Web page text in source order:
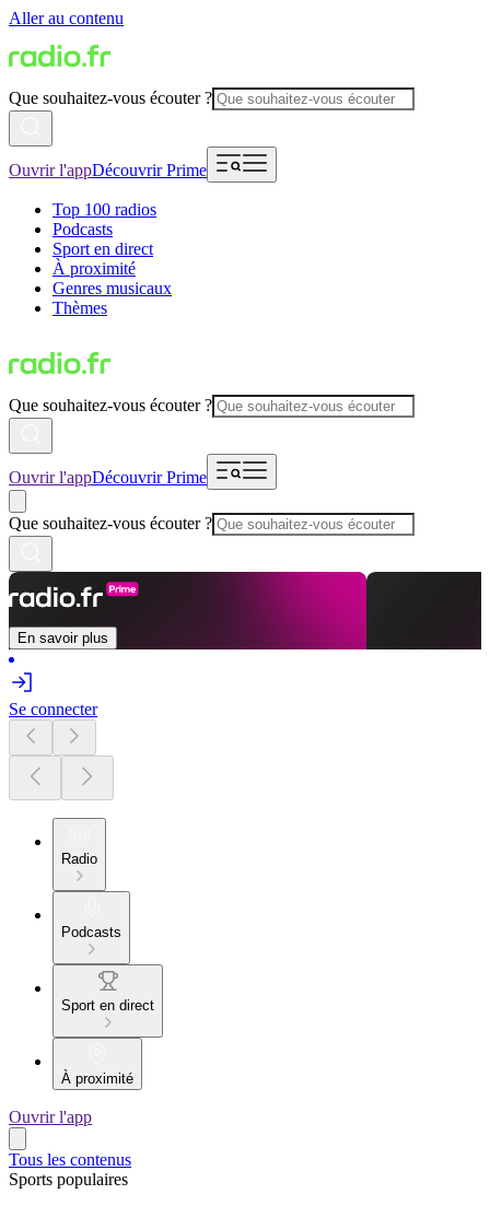
Aller au contenu
Que souhaitez-vous écouter ?
Ouvrir l'appDécouvrir Prime
Top 100 radios
Podcasts
Sport en direct
À proximité
Genres musicaux
Thèmes
Que souhaitez-vous écouter ?
Ouvrir l'appDécouvrir Prime
Que souhaitez-vous écouter ?
En savoir plus
Se connecter
Radio
Podcasts
Sport en direct
À proximité
Ouvrir l'app
Tous les contenus
Sports populaires